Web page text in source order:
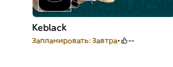
Keblack
Запланировать: Завтра --